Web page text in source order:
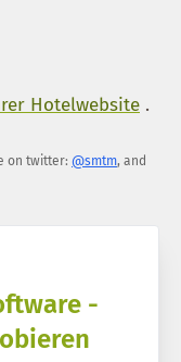
Hotelwebsite .
on twitter: @smtm, and
-